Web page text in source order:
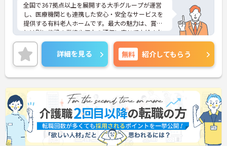
全国で367拠点以上を展開する大手グループが運営
し、医療機関とも連携した安心・安全なサービスを
提供する有料老人ホームです。最大の魅力は、賞与
とは別に施設の業績や個人の評価に応じて支給され
る独自の特別報酬制度です。日々の頑張りやチーム
への貢献が直接収入に反映される非常にやりがいの
ある環境が整っています。また、毎朝の情報共有ミ
ーティングを通じてスタッフ同士の連携が強化され
ており、平均勤続年数7.2年という高い定着率を実現
しています。資格取得支援制度を活用して勤務時間
内に研修を受講できるなど教育体制も充実している
ため、介護職からケアマネジャーや管理職への着実
なステップアップが期待できます。定年65歳・再雇
用70歳までの継続雇用制度も完備されており、髪色
やネイルが原則自由といったご自身らしさを大切に
できる環境のもとで末永くご活躍いただけます。
詳細を見る 無料 紹介してもらう